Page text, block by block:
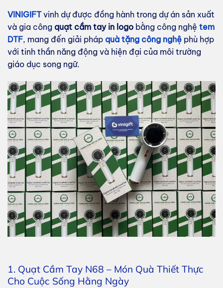
VINIGIFTvinh dự được đồng hành trong dự án sản xuất
và gia công quạt cầm tay in logo bằng công nghệ tem
DTF, mang đến giải pháp quà tặng công nghệ phù hợp
với tinh thần năng động và hiện đại của môi trường
giáo dục song ngữ.
1. Quạt Cầm Tay N68 – Món Quà Thiết Thực
Cho Cuộc Sống Hằng Ngày